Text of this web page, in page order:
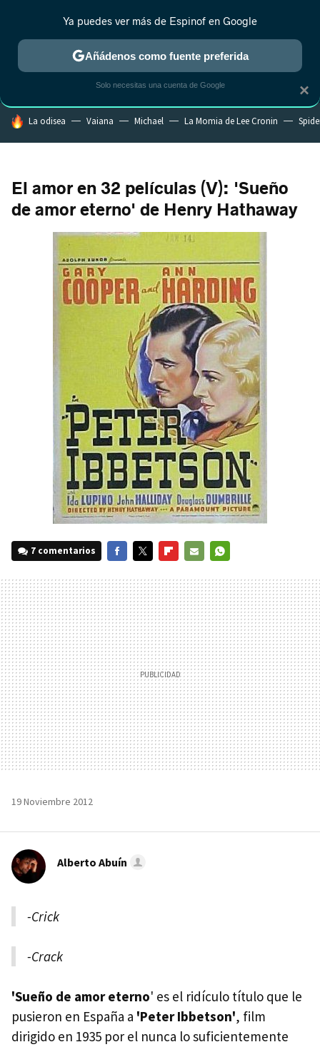
ESTRENOS REALITY ANIME RANKINGS CINE
HOY SE HABLA DE
La odisea Vaiana Michael La Momia de Lee Cronin
El amor en 32 películas (V): 'Sueño
de amor eterno' de Henry Hathaway
7 comentarios
MAIL
19 Noviembre 2012
Alberto Abuín
-Crick
-Crack
'Sueño de amor eterno' es el ridículo título que le
pusieron en España a 'Peter Ibbetson', film
dirigido en 1935 por el nunca lo suficientemente
×
Ya puedes ver más de Espinof en Google
Añádenos como fuente preferida
Solo necesitas una cuenta de Google